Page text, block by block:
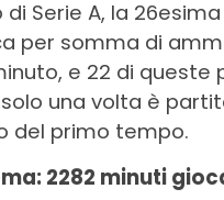
Serie A, la
per somma di
e 22 di queste
una volta è
del primo tempo.
2282 minuti